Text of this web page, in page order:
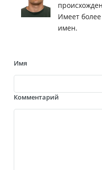
Имеет
имен.
Имя
Комментарий